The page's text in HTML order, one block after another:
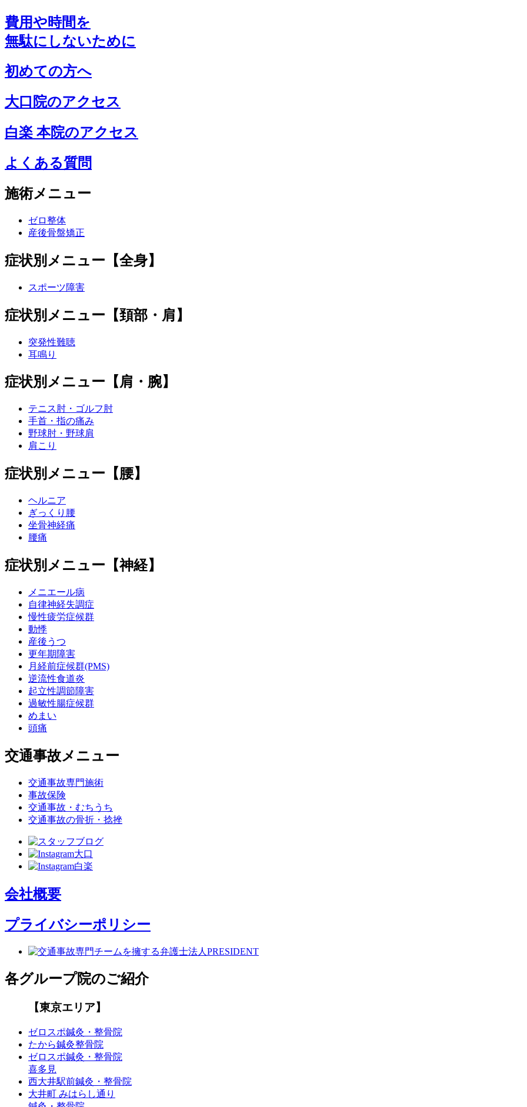
費用や時間を
無駄にしないために
初めての方へ
大口院のアクセス
白楽 本院のアクセス
よくある質問
施術メニュー
ゼロ整体
産後骨盤矯正
症状別メニュー【全身】
スポーツ障害
症状別メニュー【頚部・肩】
突発性難聴
耳鳴り
症状別メニュー【肩・腕】
テニス肘・ゴルフ肘
手首・指の痛み
野球肘・野球肩
肩こり
症状別メニュー【腰】
ヘルニア
ぎっくり腰
坐骨神経痛
腰痛
症状別メニュー【神経】
メニエール病
自律神経失調症
慢性疲労症候群
動悸
産後うつ
更年期障害
月経前症候群(PMS)
逆流性食道炎
起立性調節障害
過敏性腸症候群
めまい
頭痛
交通事故メニュー
交通事故専門施術
事故保険
交通事故・むちうち
交通事故の骨折・捻挫
会社概要
プライバシーポリシー
各グループ院のご紹介
【東京エリア】
ゼロスポ鍼灸・整骨院
たから鍼灸整骨院
ゼロスポ鍼灸・整骨院
喜多見
西大井駅前鍼灸・整骨院
大井町 みはらし通り